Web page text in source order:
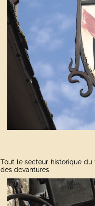
Tout le secteur historique du
des devantures.